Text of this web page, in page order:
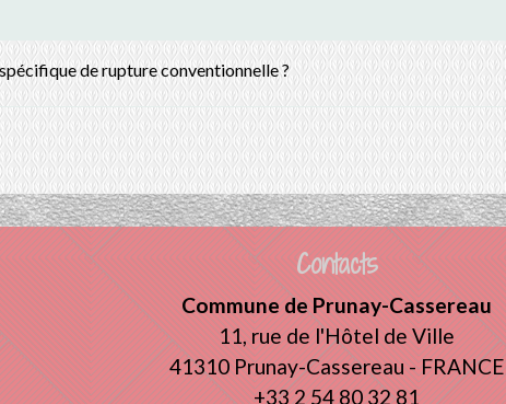
de rupture conventionnelle ?
Contacts
Commune de Prunay-Cassereau
11, rue de l'Hôtel de Ville
41310 Prunay-Cassereau - FRANCE
+33 2 54 80 32 81